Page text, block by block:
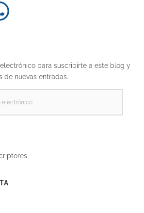
para suscribirte a este blog y
de nuevas entradas.